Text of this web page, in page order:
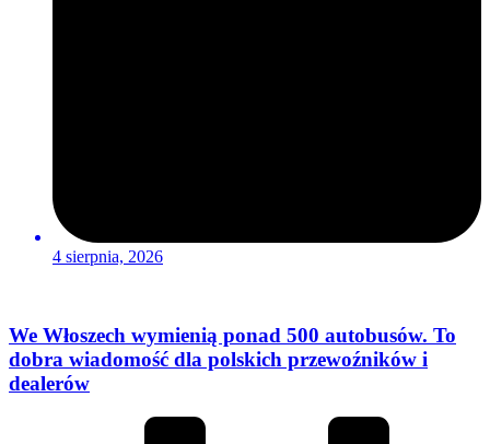
4 sierpnia, 2026
We Włoszech wymienią ponad 500 autobusów. To
dobra wiadomość dla polskich przewoźników i
dealerów